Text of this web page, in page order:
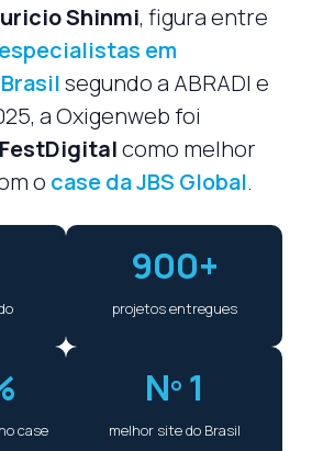
Shinmi, figura entre
em
segundo a ABRADI e
a Oxigenweb foi
FestDigitalcomo melhor
o case da JBS Global.
900+
projetos entregues
case
Nº 1
melhor site do Brasil